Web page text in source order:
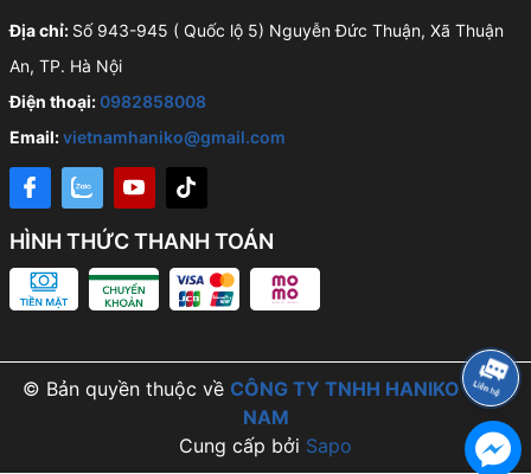
Địa chỉ: Số 943-945 ( Quốc lộ 5) Nguyễn Đức Thuận, Xã Thuận
An, TP. Hà Nội
Điện thoại:0982858008
Email:vietnamhaniko@gmail.com
HÌNH THỨC THANH TOÁN
© Bản quyền thuộc về CÔNG TY TNHH HANIKO VIỆT
NAM
Cung cấp bởi Sapo